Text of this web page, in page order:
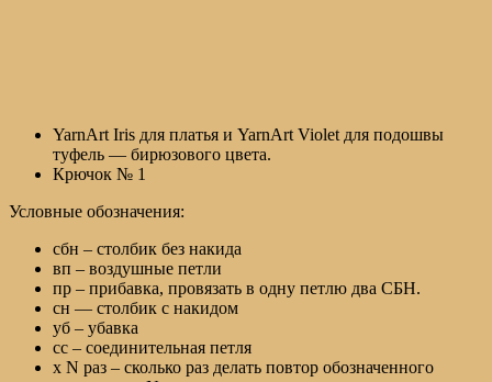
YarnArt Iris для платья и YarnArt Violet для подошвы
туфель — бирюзового цвета.
Крючок № 1
Условные обозначения:
сбн – столбик без накида
вп – воздушные петли
пр – прибавка, провязать в одну петлю два СБН.
сн — столбик с накидом
уб – убавка
сс – соединительная петля
х N раз – сколько раз делать повтор обозначенного